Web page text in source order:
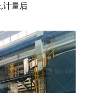
计量后